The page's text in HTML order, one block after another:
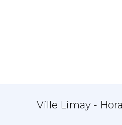
Ville Limay -